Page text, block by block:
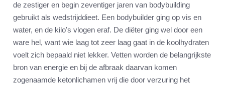
de zestiger en begin zeventiger jaren van bodybuilding
gebruikt als wedstrijddieet. Een bodybuilder ging op vis en
water, en de kilo's vlogen eraf. De diëter ging wel door een
ware hel, want wie laag tot zeer laag gaat in de koolhydraten
voelt zich bepaald niet lekker. Vetten worden de belangrijkste
bron van energie en bij de afbraak daarvan komen
zogenaamde ketonlichamen vrij die door verzuring het